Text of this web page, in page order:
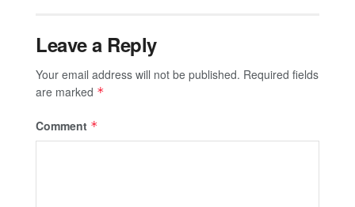
Leave a Reply
Your email address will not be published. Required fields
are marked *
Comment *